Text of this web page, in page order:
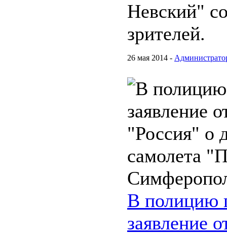
Невский"
зрителей.
26 мая 2014 -
В полицию
заявление